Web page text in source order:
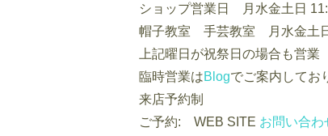
ショップ営業日 月水金土日
帽子教室 手芸教室 月水金土
上記曜日が祝祭日の場合も営業
臨時営業はBlogでご案内してお
来店予約制
ご予約: WEB SITE お問い合